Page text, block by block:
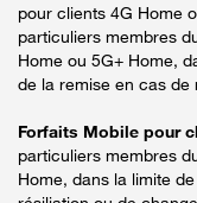
pour clients 4G Home
particuliers membres
Home ou 5G+ Home,
de la remise en cas de
Forfaits Mobile pour
particuliers membres
Home, dans la limite